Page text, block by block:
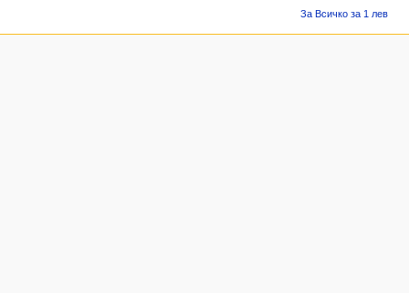
За Всичко за 1 лев